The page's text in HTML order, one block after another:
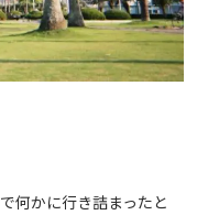
何かに行き詰まったと